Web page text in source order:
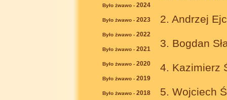
Było żwawo - 2024
Było żwawo - 2023
Było żwawo - 2022
Było żwawo - 2021
Było żwawo - 2020
Było żwawo - 2019
Było żwawo - 2018
2. Andrzej
3. Bogdan
4. Kazimierz
5. Wojciech